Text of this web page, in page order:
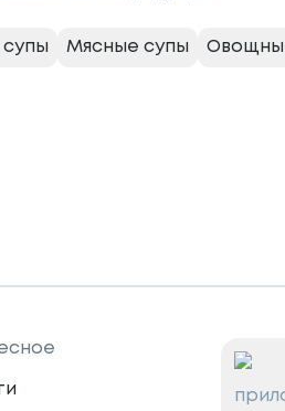
супы Мясные супы